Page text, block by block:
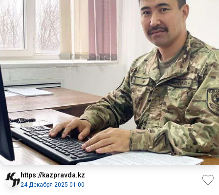
https://kazpravda.kz
24 Декабря 2025 01:00